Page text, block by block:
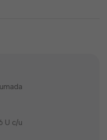
U c/u